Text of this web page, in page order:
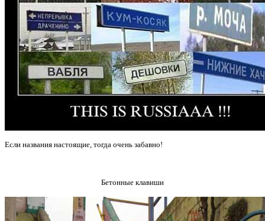
Если названия настоящие, тогда очень забавно!
Бетонные клавиши